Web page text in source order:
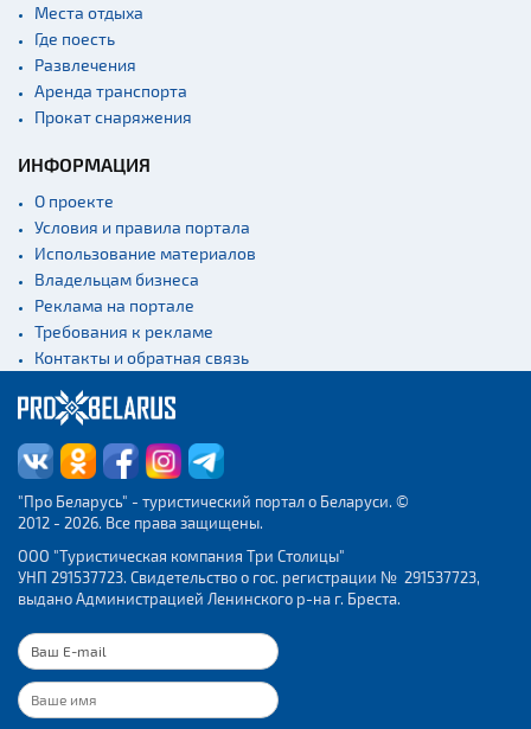
Места отдыха
Где поесть
Развлечения
Аренда транспорта
Прокат снаряжения
ИНФОРМАЦИЯ
О проекте
Условия и правила портала
Использование материалов
Владельцам бизнеса
Реклама на портале
Требования к рекламе
Контакты и обратная связь
"Про Беларусь" - туристический портал о Беларуси. ©
2012 - 2026. Все права защищены.
ООО "Туристическая компания Три Столицы"
УНП 291537723. Свидетельство о гос. регистрации № 291537723,
выдано Администрацией Ленинского р-на г. Бреста.